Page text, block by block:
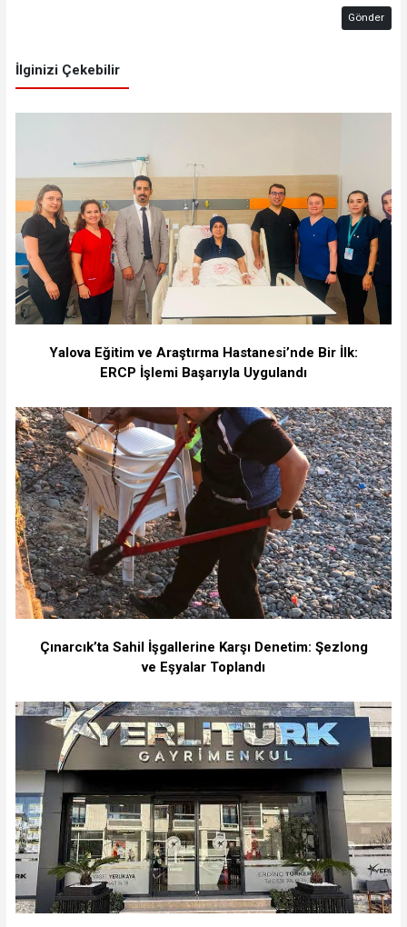
Gönder
İlginizi Çekebilir
Yalova Eğitim ve Araştırma Hastanesi’nde Bir İlk:
ERCP İşlemi Başarıyla Uygulandı
Çınarcık’ta Sahil İşgallerine Karşı Denetim: Şezlong
ve Eşyalar Toplandı